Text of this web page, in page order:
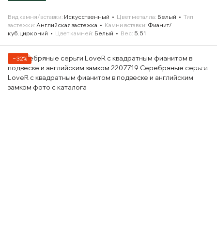
Вид камня/вставки Искусственный Цвет металла Белый
Тип
застежки Английская застежка Камни вставки Фианит/
куб.цирконий
Цвет камней Белый Вес 5.51
−32%